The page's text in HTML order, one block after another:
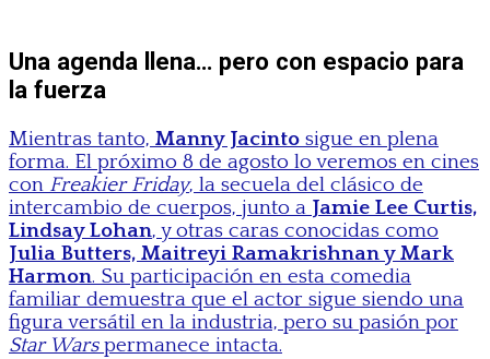
Una agenda llena… pero con espacio para
la fuerza
Mientras tanto, Manny Jacinto sigue en plena
forma. El próximo 8 de agosto lo veremos en cines
con Freakier Friday, la secuela del clásico de
intercambio de cuerpos, junto a Jamie Lee Curtis,
Lindsay Lohan, y otras caras conocidas como
Julia Butters, Maitreyi Ramakrishnan y Mark
Harmon. Su participación en esta comedia
familiar demuestra que el actor sigue siendo una
figura versátil en la industria, pero su pasión por
Star Warspermanece intacta.